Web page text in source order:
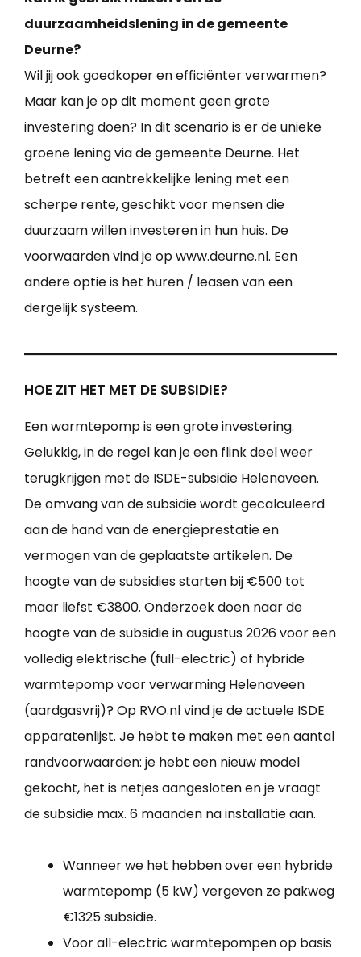
duurzaamheidslening in de gemeente
Deurne?
Wil jij ook goedkoper en efficiënter verwarmen?
Maar kan je op dit moment geen grote
investering doen? In dit scenario is er de unieke
groene lening via de gemeente Deurne. Het
betreft een aantrekkelijke lening met een
scherpe rente, geschikt voor mensen die
duurzaam willen investeren in hun huis. De
voorwaarden vind je op www.deurne.nl. Een
andere optie is het huren / leasen van een
dergelijk systeem.
HOE ZIT HET MET DE SUBSIDIE?
Een warmtepomp is een grote investering.
Gelukkig, in de regel kan je een flink deel weer
terugkrijgen met de ISDE-subsidie Helenaveen.
De omvang van de subsidie wordt gecalculeerd
aan de hand van de energieprestatie en
vermogen van de geplaatste artikelen. De
hoogte van de subsidies starten bij €500 tot
maar liefst €3800. Onderzoek doen naar de
hoogte van de subsidie in augustus 2026 voor een
volledig elektrische (full-electric) of hybride
warmtepomp voor verwarming Helenaveen
(aardgasvrij)? Op RVO.nl vind je de actuele ISDE
apparatenlijst. Je hebt te maken met een aantal
randvoorwaarden: je hebt een nieuw model
gekocht, het is netjes aangesloten en je vraagt
de subsidie max. 6 maanden na installatie aan.
Wanneer we het hebben over een hybride
warmtepomp (5 kW) vergeven ze pakweg
€1325 subsidie.
Voor all-electric warmtepompen op basis